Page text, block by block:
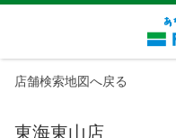
店舗検索地図へ戻る
東海東山店